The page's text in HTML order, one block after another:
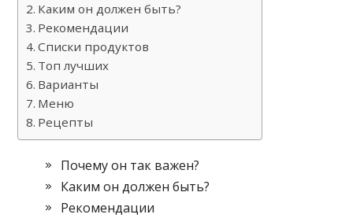
Каким он должен быть?
Рекомендации
Списки продуктов
Топ лучших
Варианты
Меню
Рецепты
Почему он так важен?
Каким он должен быть?
Рекомендации